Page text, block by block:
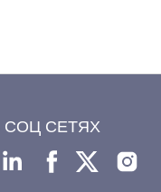
СЕТЯХ